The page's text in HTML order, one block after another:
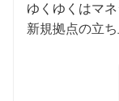
ゆくゆくはマ
新規拠点の立